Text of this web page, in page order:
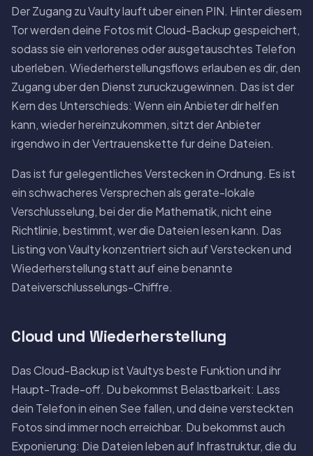
Der Zugang zu Vaulty lauft uber einen PIN. Hinter diesem
Tor werden deine Fotos mit Cloud-Backup gespeichert,
sodass sie ein verlorenes oder ausgetauschtes Telefon
uberleben. Wiederherstellungsflows erlauben es dir, den
Zugang uber den Dienst zuruckzugewinnen. Das ist der
Kern des Unterschieds: Wenn ein Anbieter dir helfen
kann, wieder hereinzukommen, sitzt der Anbieter
irgendwo in der Vertrauenskette fur deine Dateien.
Das ist fur gelegentliches Verstecken in Ordnung. Es ist
ein schwacheres Versprechen als gerate-lokale
Verschlusselung, bei der die Mathematik, nicht eine
Richtlinie, bestimmt, wer die Dateien lesen kann. Das
Listing von Vaulty konzentriert sich auf Verstecken und
Wiederherstellung statt auf eine benannte
Dateiverschlusselungs-Chiffre.
Cloud und Wiederherstellung
Das Cloud-Backup ist Vaultys beste Funktion und ihr
Haupt-Trade-off. Du bekommst Belastbarkeit: Lass
dein Telefon in einen See fallen, und deine versteckten
Fotos sind immer noch erreichbar. Du bekommst auch
Exponierung: Die Dateien leben auf Infrastruktur, die du